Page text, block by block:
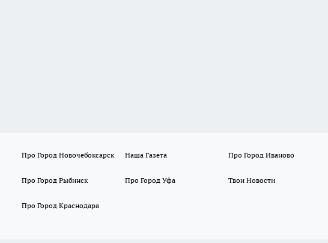
Про Город Новочебоксарск Наша Газета Про Город Иваново
Про Город Рыбинск Про Город Уфа Твои Новости
Про Город Краснодара